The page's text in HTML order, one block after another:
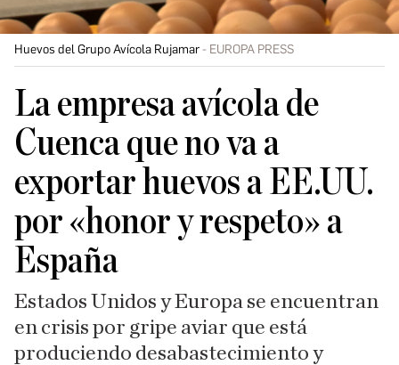
Huevos del Grupo Avícola Rujamar EUROPA PRESS
La empresa avícola de
Cuenca que no va a
exportar huevos a EE.UU.
por «honor y respeto» a
España
Estados Unidos y Europa se encuentran
en crisis por gripe aviar que está
produciendo desabastecimiento y